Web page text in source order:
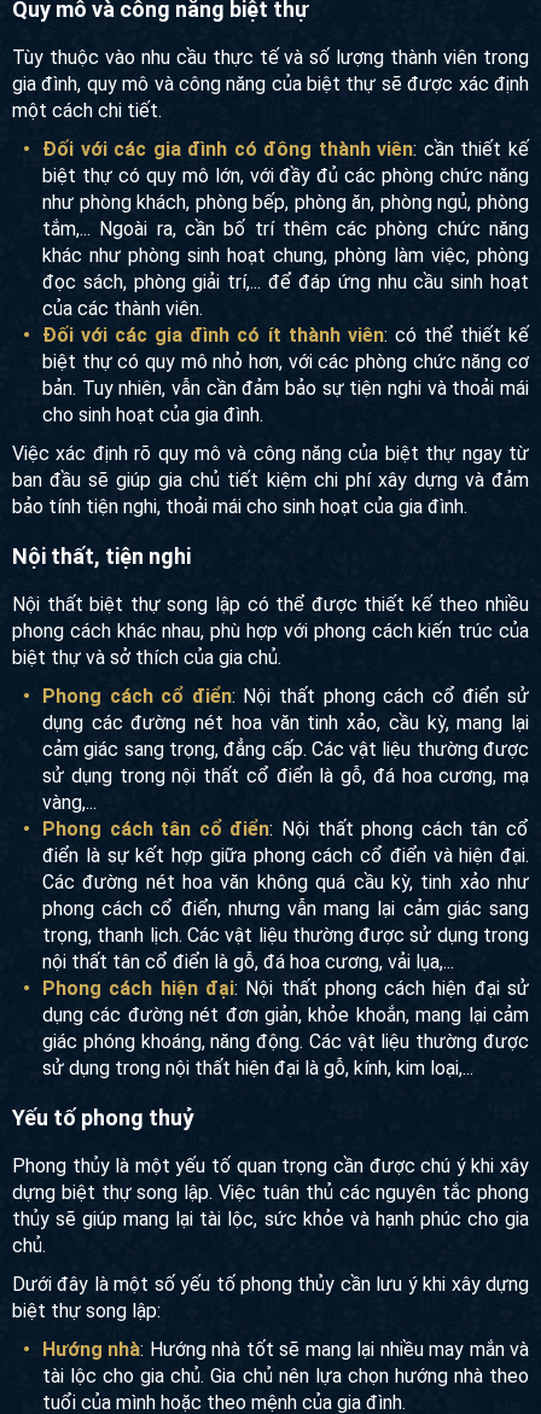
nhất.
Quy mô và công năng biệt thự
Tùy thuộc vào nhu cầu thực tế và số lượng thành viên trong
gia đình, quy mô và công năng của biệt thự sẽ được xác
định một cách chi tiết.
Đối với các gia đình có đông thành viên: cần thiết kế
biệt thự có quy mô lớn, với đầy đủ các phòng chức năng
như phòng khách, phòng bếp, phòng ăn, phòng ngủ,
phòng tắm,... Ngoài ra, cần bố trí thêm các phòng chức
năng khác như phòng sinh hoạt chung, phòng làm việc,
phòng đọc sách, phòng giải trí,... để đáp ứng nhu cầu
sinh hoạt của các thành viên.
Đối với các gia đình có ít thành viên: có thể thiết kế
biệt thự có quy mô nhỏ hơn, với các phòng chức năng
cơ bản. Tuy nhiên, vẫn cần đảm bảo sự tiện nghi và
thoải mái cho sinh hoạt của gia đình.
Việc xác định rõ quy mô và công năng của biệt thự ngay từ
bảo tính tiện nghi, thoải mái cho sinh hoạt của gia đình.
Nội thất, tiện nghi
Nội thất biệt thự song lập có thể được thiết kế theo nhiều
phong cách khác nhau, phù hợp với phong cách kiến trúc
của biệt thự và sở thích của gia chủ.
Phong cách cổ điển: Nội thất phong cách cổ điển sử
dụng các đường nét hoa văn tinh xảo, cầu kỳ, mang lại
cảm giác sang trọng, đẳng cấp. Các vật liệu thường
được sử dụng trong nội thất cổ điển là gỗ, đá hoa
cương, mạ vàng,...
Phong cách tân cổ điển: Nội thất phong cách tân cổ
điển là sự kết hợp giữa phong cách cổ điển và hiện đại.
Các đường nét hoa văn không quá cầu kỳ, tinh xảo như
phong cách cổ điển, nhưng vẫn mang lại cảm giác sang
trọng, thanh lịch. Các vật liệu thường được sử dụng
trong nội thất tân cổ điển là gỗ, đá hoa cương, vải lụa,...
Phong cách hiện đại: Nội thất phong cách hiện đại sử
dụng các đường nét đơn giản, khỏe khoắn, mang lại
được sử dụng trong nội thất hiện đại là gỗ, kính, kim
Yếu tố phong thuỷ
Phong thủy là một yếu tố quan trọng cần được chú ý khi xây
dựng biệt thự song lập. Việc tuân thủ các nguyên tắc phong
thủy sẽ giúp mang lại tài lộc, sức khỏe và hạnh phúc cho gia
chủ.
Dưới đây là một số yếu tố phong thủy cần lưu ý khi xây
dựng biệt thự song lập: